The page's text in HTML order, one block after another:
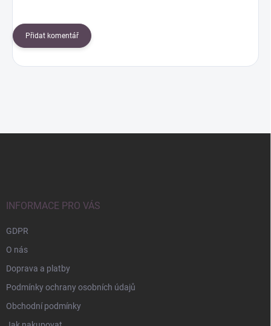
Přidat komentář
INFORMACE PRO VÁS
GDPR
O nás
Doprava a platby
Podmínky ochrany osobních údajů
Obchodní podmínky